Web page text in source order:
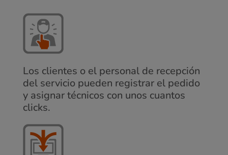
Los clientes o el personal de recepción
del servicio pueden registrar el pedido
y asignar técnicos con unos cuantos
clicks.